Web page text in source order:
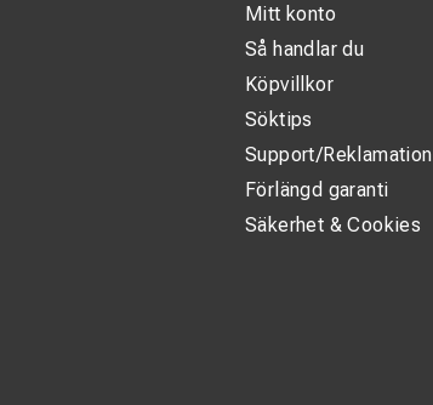
Mitt konto
Så handlar du
Köpvillkor
Söktips
Support/Reklamation
Förlängd garanti
Säkerhet & Cookies